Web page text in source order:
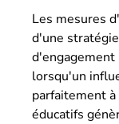
Les mesures
d'une
lorsqu'un
parfaitement
éducatifs